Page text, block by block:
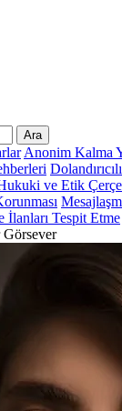
Ara
Anonim Kalma
ve Etik
İlanları Tespit Etme